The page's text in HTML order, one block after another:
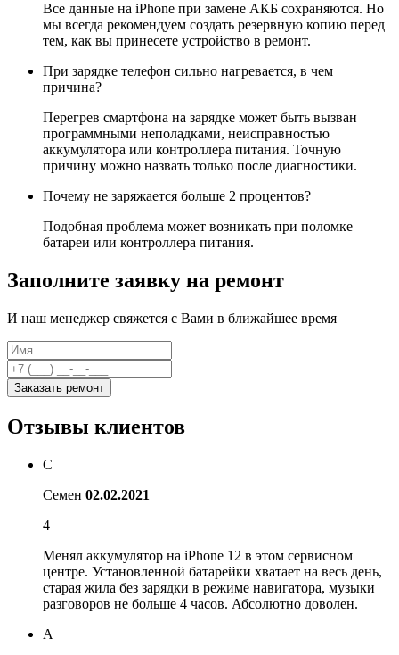
Все данные на iPhone при замене АКБ сохраняются. Но
мы всегда рекомендуем создать резервную копию перед
тем, как вы принесете устройство в ремонт.
При зарядке телефон сильно нагревается, в чем
причина?
Перегрев смартфона на зарядке может быть вызван
программными неполадками, неисправностью
аккумулятора или контроллера питания. Точную
причину можно назвать только после диагностики.
Почему не заряжается больше 2 процентов?
Подобная проблема может возникать при поломке
батареи или контроллера питания.
Заполните заявку на ремонт
И наш менеджер свяжется с Вами в ближайшее время
Заказать ремонт
Отзывы клиентов
С
Семен 02.02.2021
4
Менял аккумулятор на iPhone 12 в этом сервисном
центре. Установленной батарейки хватает на весь день,
старая жила без зарядки в режиме навигатора, музыки
разговоров не больше 4 часов. Абсолютно доволен.
А